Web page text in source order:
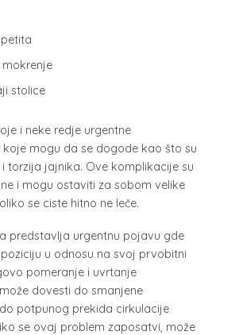
mokrenje
stolice
i neke redje urgentne
mogu da se dogode kao što su
torzija jajnika. Ove komplikacije su
i mogu ostaviti za sobom velike
se ciste hitno ne leče.
predstavlja urgentnu pojavu gde
u odnosu na svoj prvobitni
pomeranje i uvrtanje
dovesti do smanjene
potpunog prekida cirkulacije
se ovaj problem zaposatvi, može